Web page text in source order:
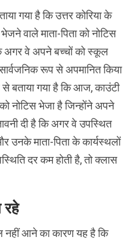
गया है कि उत्तर कोरिया के
वाले माता-पिता को नोटिस
अगर वे अपने बच्चों को स्कूल
रूप से अपमानित किया
से बताया गया है कि आज, काउंटी
को नोटिस भेजा है जिन्होंने अपने
दी है कि अगर वे उपस्थित
उनके माता-पिता के कार्यस्थलों
दर कम होती है, तो क्लास
रहे
नहीं आने का कारण यह है कि